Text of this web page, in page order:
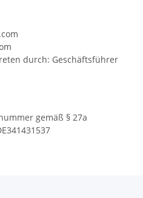
durch: Geschäftsführer
gemäß § 27a